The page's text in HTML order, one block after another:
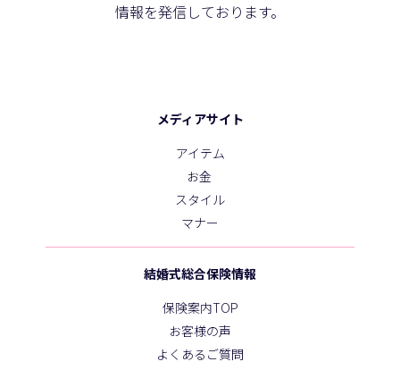
情報を発信しております。
メディアサイト
アイテム
お金
スタイル
マナー
結婚式総合保険情報
保険案内TOP
お客様の声
よくあるご質問